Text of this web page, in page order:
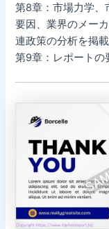
第8章：市場力学、
要因、業界のメー
連政策の分析を掲載
第9章：レポートの